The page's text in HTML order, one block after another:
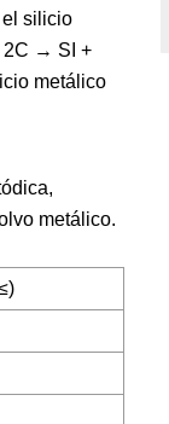
el silicio
2C → SI +
metálico
metálico.